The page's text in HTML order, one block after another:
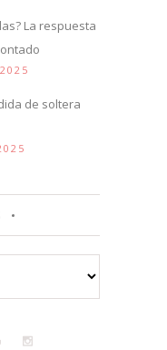
La respuesta
de soltera